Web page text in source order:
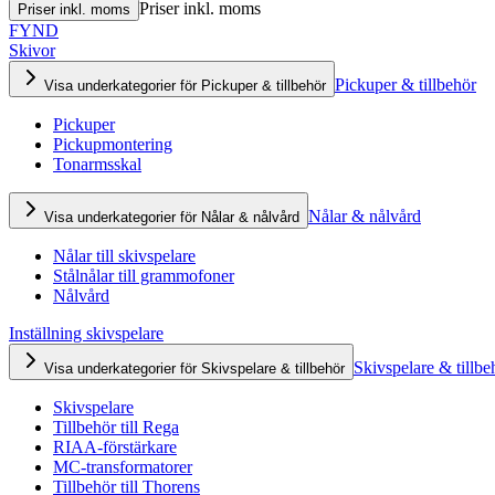
Priser inkl. moms Priser inkl. moms
FYND
Skivor
Visa underkategorier för Pickuper & tillbehör Pickuper & tillbehör
Pickuper
Pickupmontering
Tonarmsskal
Visa underkategorier för Nålar & nålvård Nålar & nålvård
Nålar till skivspelare
Stålnålar till grammofoner
Nålvård
Inställning skivspelare
Visa underkategorier för Skivspelare & tillbehör Skivspelare &
Skivspelare
Tillbehör till Rega
RIAA-förstärkare
MC-transformatorer
Tillbehör till Thorens